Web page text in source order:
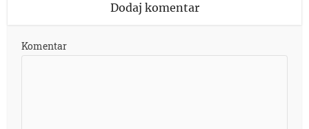
Dodaj komentar
Komentar